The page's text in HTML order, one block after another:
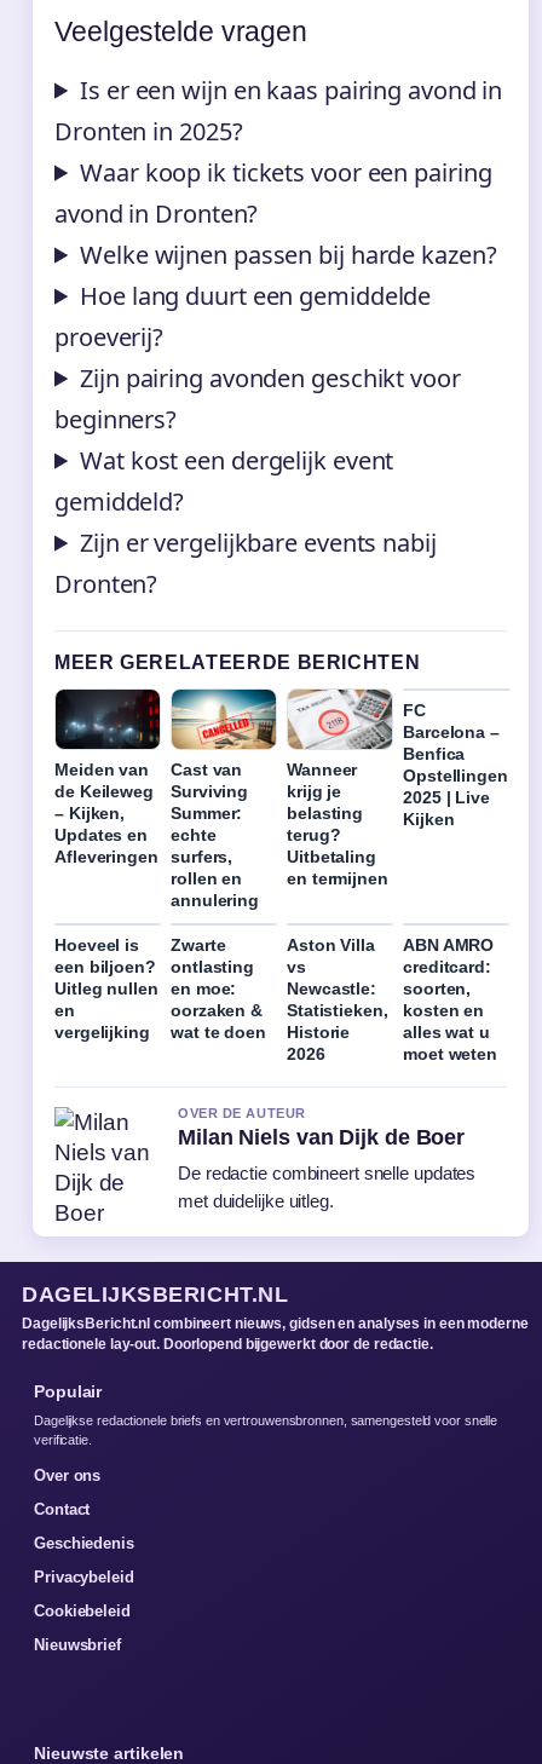
Veelgestelde vragen
Is er een wijn en kaas pairing avond in
Dronten in 2025?
Waar koop ik tickets voor een pairing
avond in Dronten?
Welke wijnen passen bij harde kazen?
Hoe lang duurt een gemiddelde
proeverij?
Zijn pairing avonden geschikt voor
beginners?
Wat kost een dergelijk event
gemiddeld?
Zijn er vergelijkbare events nabij
Dronten?
MEER GERELATEERDE BERICHTEN
Meiden van
de Keileweg
– Kijken,
Updates en
Afleveringen
Cast van
Surviving
Summer:
echte
surfers,
rollen en
annulering
Wanneer
krijg je
belasting
terug?
Uitbetaling
en termijnen
FC
Barcelona –
Benfica
Opstellingen
2025 | Live
Kijken
Hoeveel is
een biljoen?
Uitleg nullen
en
vergelijking
Zwarte
ontlasting
en moe:
oorzaken &
wat te doen
Aston Villa
vs
Newcastle:
Statistieken,
Historie
2026
ABN AMRO
creditcard:
soorten,
kosten en
alles wat u
moet weten
OVER DE AUTEUR
Milan Niels van Dijk de Boer
De redactie combineert snelle updates
met duidelijke uitleg.
DAGELIJKSBERICHT.NL
DagelijksBericht.nl combineert nieuws, gidsen en analyses in een moderne
redactionele lay-out. Doorlopend bijgewerkt door de redactie.
Populair
Dagelijkse redactionele briefs en vertrouwensbronnen, samengesteld voor snelle
verificatie.
Over ons
Contact
Geschiedenis
Privacybeleid
Cookiebeleid
Nieuwsbrief
Nieuwste artikelen